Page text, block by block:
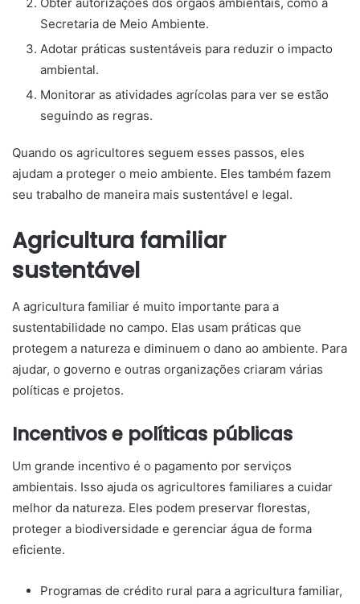
Secretaria de Meio Ambiente.
Adotar práticas sustentáveis para reduzir o impacto
ambiental.
Monitorar as atividades agrícolas para ver se estão
seguindo as regras.
Quando os agricultores seguem esses passos, eles
ajudam a proteger o meio ambiente. Eles também fazem
seu trabalho de maneira mais sustentável e legal.
Agricultura familiar
sustentável
A agricultura familiar é muito importante para a
sustentabilidade no campo. Elas usam práticas que
protegem a natureza e diminuem o dano ao ambiente. Para
ajudar, o governo e outras organizações criaram várias
políticas e projetos.
Incentivos e políticas públicas
Um grande incentivo é o pagamento por serviços
ambientais. Isso ajuda os agricultores familiares a cuidar
melhor da natureza. Eles podem preservar florestas,
proteger a biodiversidade e gerenciar água de forma
eficiente.
Programas de crédito rural para a agricultura familiar,